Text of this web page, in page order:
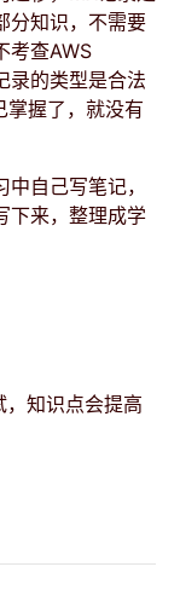
分知识，不需要
考查AWS
录的类型是合法
掌握了，就没有
自己写笔记，
下来，整理成学
知识点会提高